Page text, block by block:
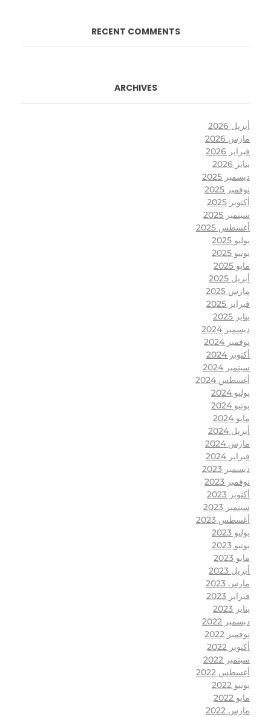
RECENT COMMENTS
ARCHIVES
أبريل 2026
مارس 2026
فبراير 2026
يناير 2026
ديسمبر 2025
نوفمبر 2025
أكتوبر 2025
سبتمبر 2025
أغسطس 2025
يوليو 2025
يونيو 2025
مايو 2025
أبريل 2025
مارس 2025
فبراير 2025
يناير 2025
ديسمبر 2024
نوفمبر 2024
أكتوبر 2024
سبتمبر 2024
أغسطس 2024
يوليو 2024
يونيو 2024
مايو 2024
أبريل 2024
مارس 2024
فبراير 2024
ديسمبر 2023
نوفمبر 2023
أكتوبر 2023
سبتمبر 2023
أغسطس 2023
يوليو 2023
يونيو 2023
مايو 2023
أبريل 2023
مارس 2023
فبراير 2023
يناير 2023
ديسمبر 2022
نوفمبر 2022
أكتوبر 2022
سبتمبر 2022
أغسطس 2022
يونيو 2022
مايو 2022
مارس 2022